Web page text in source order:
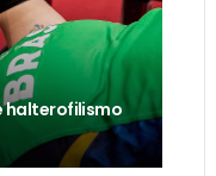
halterofilismo